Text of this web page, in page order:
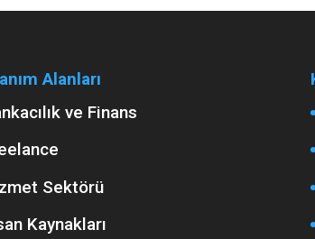
Alanları
ve Finans
Sektörü
Kaynakları